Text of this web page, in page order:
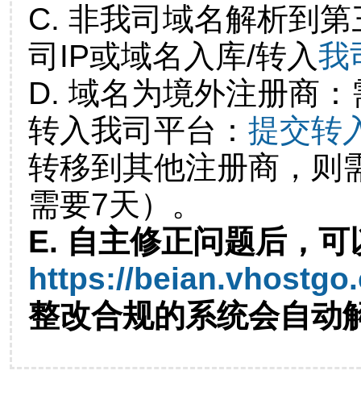
C. 非我司域名解析到
司IP或域名入库/转入我
D. 域名为境外注册商
转入我司平台： 提交转
转移到其他注册商，则
需要7天）。
E. 自主修正问题后，可
https://
整改合规的系统会自动